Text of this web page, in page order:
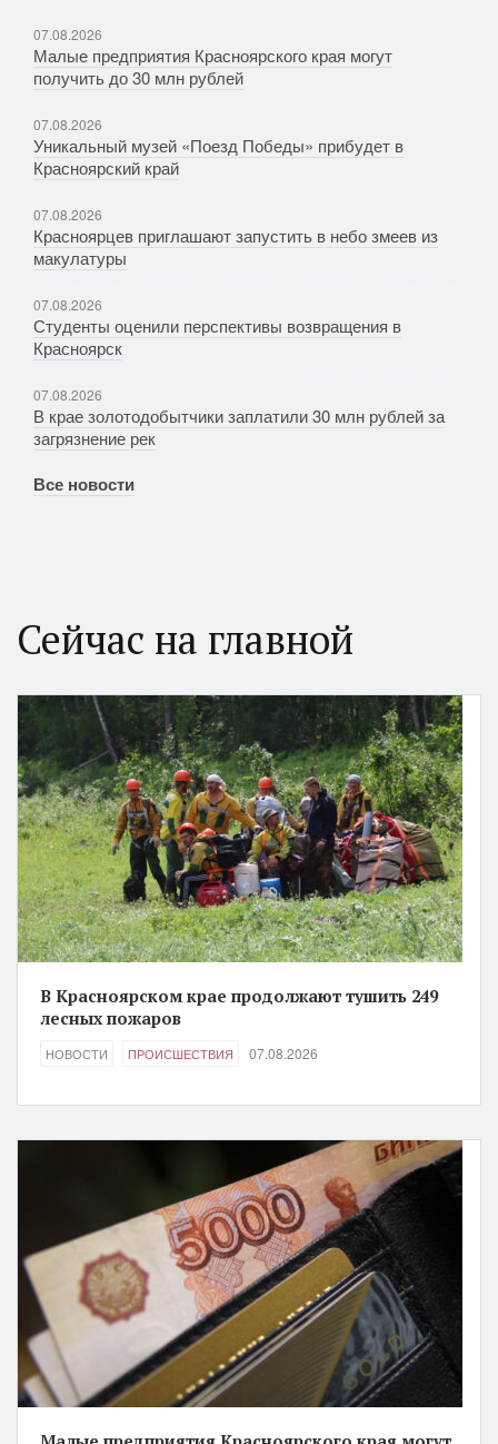
07.08.2026
Малые предприятия Красноярского края могут
получить до 30 млн рублей
07.08.2026
Уникальный музей «Поезд Победы» прибудет в
Красноярский край
07.08.2026
Красноярцев приглашают запустить в небо змеев из
макулатуры
07.08.2026
Студенты оценили перспективы возвращения в
Красноярск
07.08.2026
В крае золотодобытчики заплатили 30 млн рублей за
загрязнение рек
Все новости
Сейчас на главной
В Красноярском крае продолжают тушить 249
лесных пожаров
НОВОСТИ ПРОИСШЕСТВИЯ 07.08.2026